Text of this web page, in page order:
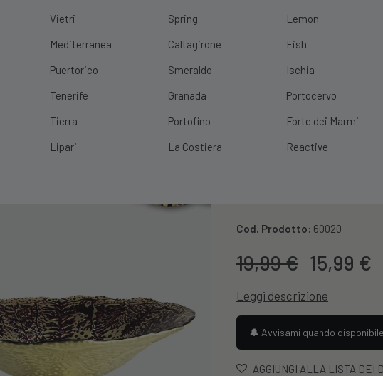
Vietri
Mediterranea
Puertorico
Tenerife
Tierra
Lipari
Spring
Caltagirone
Smeraldo
Granada
Portofino
La Costiera
Lemon
Fish
Ischia
Portocervo
Forte dei Marmi
Reactive
PRIMO ORDINE?10% DI SCONTO SCOPRI|SPEDIZIONE GRATUITA CON UN
Bowl Con
Cod. Prodotto: 60020
19,99€ Il
era:
19,99 €.
15,99 €
Leggi descrizione
🔔 Avvisami quando disponibile
AGGIUNGI ALLA LISTA DEI